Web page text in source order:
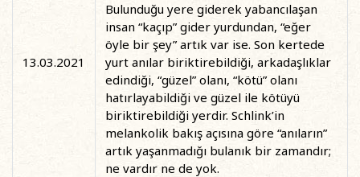
13.03.2021
Bulunduğu yere giderek yabancılaşan
insan “kaçıp” gider yurdundan, “eğer
öyle bir şey” artık var ise. Son kertede
yurt anılar biriktirebildiği, arkadaşlıklar
edindiği, “güzel” olanı, “kötü” olanı
hatırlayabildiği ve güzel ile kötüyü
biriktirebildiği yerdir. Schlink’in
melankolik bakış açısına göre “anıların”
artık yaşanmadığı bulanık bir zamandır;
ne vardır ne de yok.